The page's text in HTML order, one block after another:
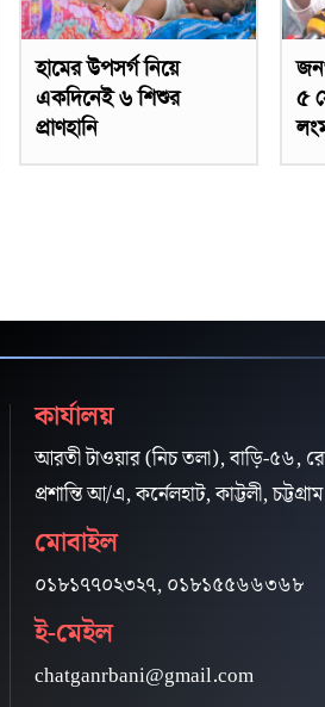
হামের উপসর্গ নিয়ে
একদিনেই ৬ শিশুর
প্রাণহানি
৫
কার্যালয়
আরতী টাওয়ার (নিচ তলা), বাড়ি-৫৬,
প্রশান্তি আ/এ, কর্নেলহাট, কাট্টলী,
মোবাইল
০১৮১৭৭০২৩২৭, ০১৮১৫৫৬৬৩৬৮
ই-মেইল
chatganrbani@gmail.com